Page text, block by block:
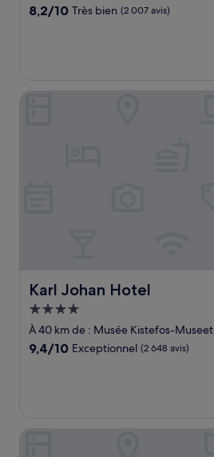
8.2
8,2/10 Très bien (2 007 avis)
Karl Johan Hotel
Karl Johan Hotel
Hébergement
4.0 étoiles
À 40 km de : Musée Kistefos-Museet
9.4
9,4/10 Exceptionnel (2 648 avis)